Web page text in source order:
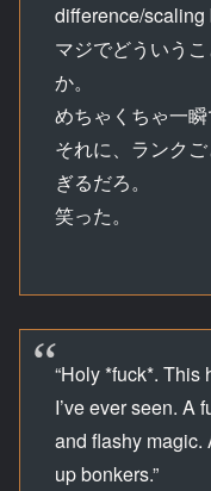
difference/scaling
マジでどういう
か。
めちゃくちゃ一瞬
それに、ランク
ぎるだろ。
笑った。
“Holy *fuck*. This
I’ve ever seen. A
and flashy magic.
up bonkers.”